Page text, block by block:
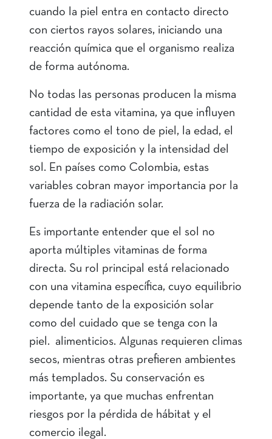
cuando la piel entra en contacto directo
con ciertos rayos solares, iniciando una
reacción química que el organismo realiza
de forma autónoma.
No todas las personas producen la misma
cantidad de esta vitamina, ya que influyen
factores como el tono de piel, la edad, el
tiempo de exposición y la intensidad del
sol. En países como Colombia, estas
variables cobran mayor importancia por la
fuerza de la radiación solar.
Es importante entender que el sol no
aporta múltiples vitaminas de forma
directa. Su rol principal está relacionado
con una vitamina específica, cuyo equilibrio
depende tanto de la exposición solar
como del cuidado que se tenga con la
piel. alimenticios. Algunas requieren climas
secos, mientras otras prefieren ambientes
más templados. Su conservación es
importante, ya que muchas enfrentan
riesgos por la pérdida de hábitat y el
comercio ilegal.